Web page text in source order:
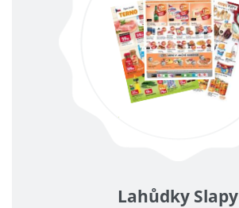
Lahůdky Slapy